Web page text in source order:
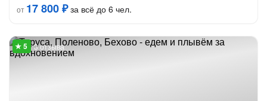
от 17 800 ₽за всё до 6 чел.
3 отзыва